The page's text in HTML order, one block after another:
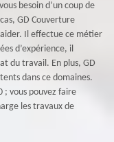
besoin d’un coup de
GD Couverture
Il effectue ce métier
d’expérience, il
du travail. En plus, GD
dans ce domaines.
; vous pouvez faire
les travaux de